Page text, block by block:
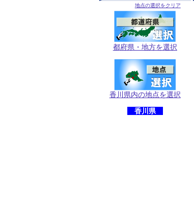
地点の選択をクリア
都府県・地方を選択
香川県内の地点を選択
香川県